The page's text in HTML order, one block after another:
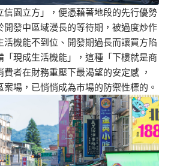
信園立方」，便憑藉著地段的先行優勢
開發中區域漫長的等待期，被過度炒作
活機能不到位、開發期過長而讓買方陷
「現成生活機能」，這種「下樓就是商
者在財務重壓下最渴望的安定感 ，
場，已悄悄成為市場的防禦性標的。